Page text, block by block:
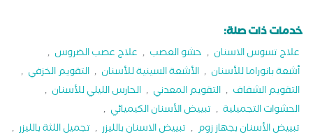
خدمات ذات صلة:
علاج تسوس الاسنان , حشو العصب , علاج عصب الضروس ,
أشعة بانوراما للأسنان , الأشعة السينية للأسنان , التقويم الخزفي ,
التقويم الشفاف , التقويم المعدني , الحارس الليلي للأسنان ,
الحشوات التجميلية , تبييض الأسنان الكيميائي ,
تبييض الأسنان بجهاز زوم , تبييض الاسنان بالليزر , تجميل اللثة بالليزر ,